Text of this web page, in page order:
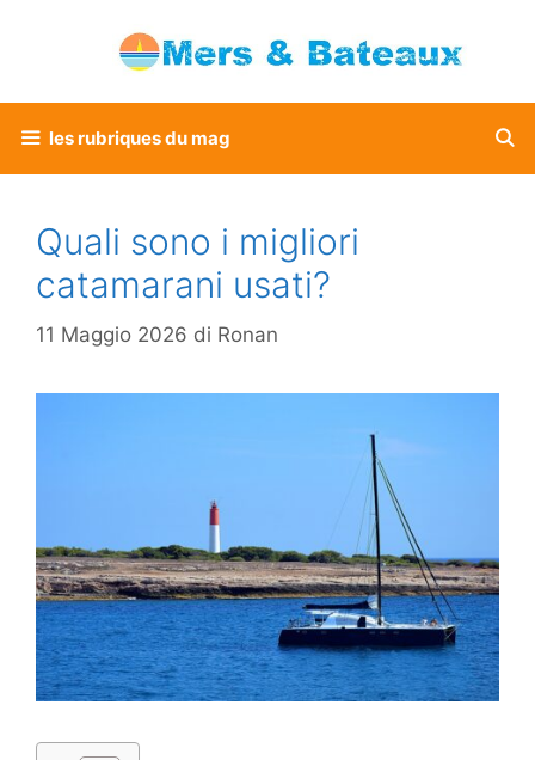
les rubriques du mag
Quali sono i migliori
catamarani usati?
11 Maggio 2026 di Ronan